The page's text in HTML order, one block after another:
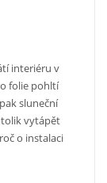
interiéru v
folie pohltí
sluneční
vytápět
o instalaci